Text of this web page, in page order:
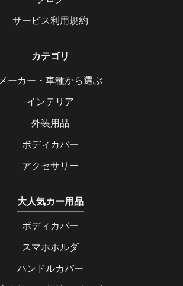
サービス利用規約
カテゴリ
メーカー・車種から選ぶ
インテリア
外装用品
ボディカバー
アクセサリー
大人気カー用品
ボディカバー
スマホホルダ
ハンドルカバー